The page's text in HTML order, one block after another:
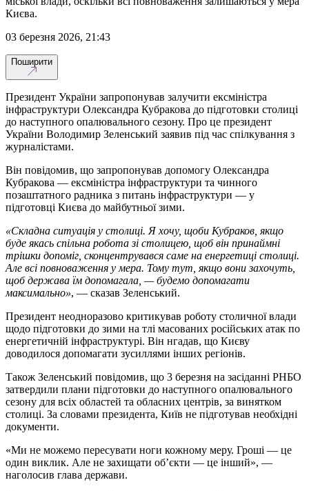
Києва.
03 березня 2026, 21:43
Поширити
Президент України запропонував залучити ексміністра
інфраструктури Олександра Кубракова до підготовки столиці
до наступного опалювального сезону. Про це президент
України Володимир Зеленський заявив під час спілкування з
журналістами.
Він повідомив, що запропонував допомогу Олександра
Кубракова — ексміністра інфраструктури та чинного
позаштатного радника з питань інфраструктури — у
підготовці Києва до майбутньої зими.
«Складна ситуація у столиці. Я хочу, щоби Кубраков, якщо
буде якась спільна робота зі столицею, щоб він принаймні
трішки допоміг, сконцентрувався саме на енергетиці столиці.
Але всі повноваження у мера. Тому тут, якщо вони захочуть,
щоб держава їм допомагала, — будемо допомагати
максимально», — сказав Зеленський.
Президент неодноразово критикував роботу столичної влади
щодо підготовки до зими на тлі масованих російських атак по
енергетичній інфраструктурі. Він нгадав, що Києву
доводилося допомагати зусиллями інших регіонів.
Також Зеленський повідомив, що 3 березня на засіданні РНБО
затвердили плани підготовки до наступного опалювального
сезону для всіх областей та обласних центрів, за винятком
столиці. За словами президента, Київ не підготував необхідні
документи.
«Ми не можемо пересувати ноги кожному меру. Гроші — це
один виклик. Але не захищати об’єкти — це інший», —
наголосив глава держави.